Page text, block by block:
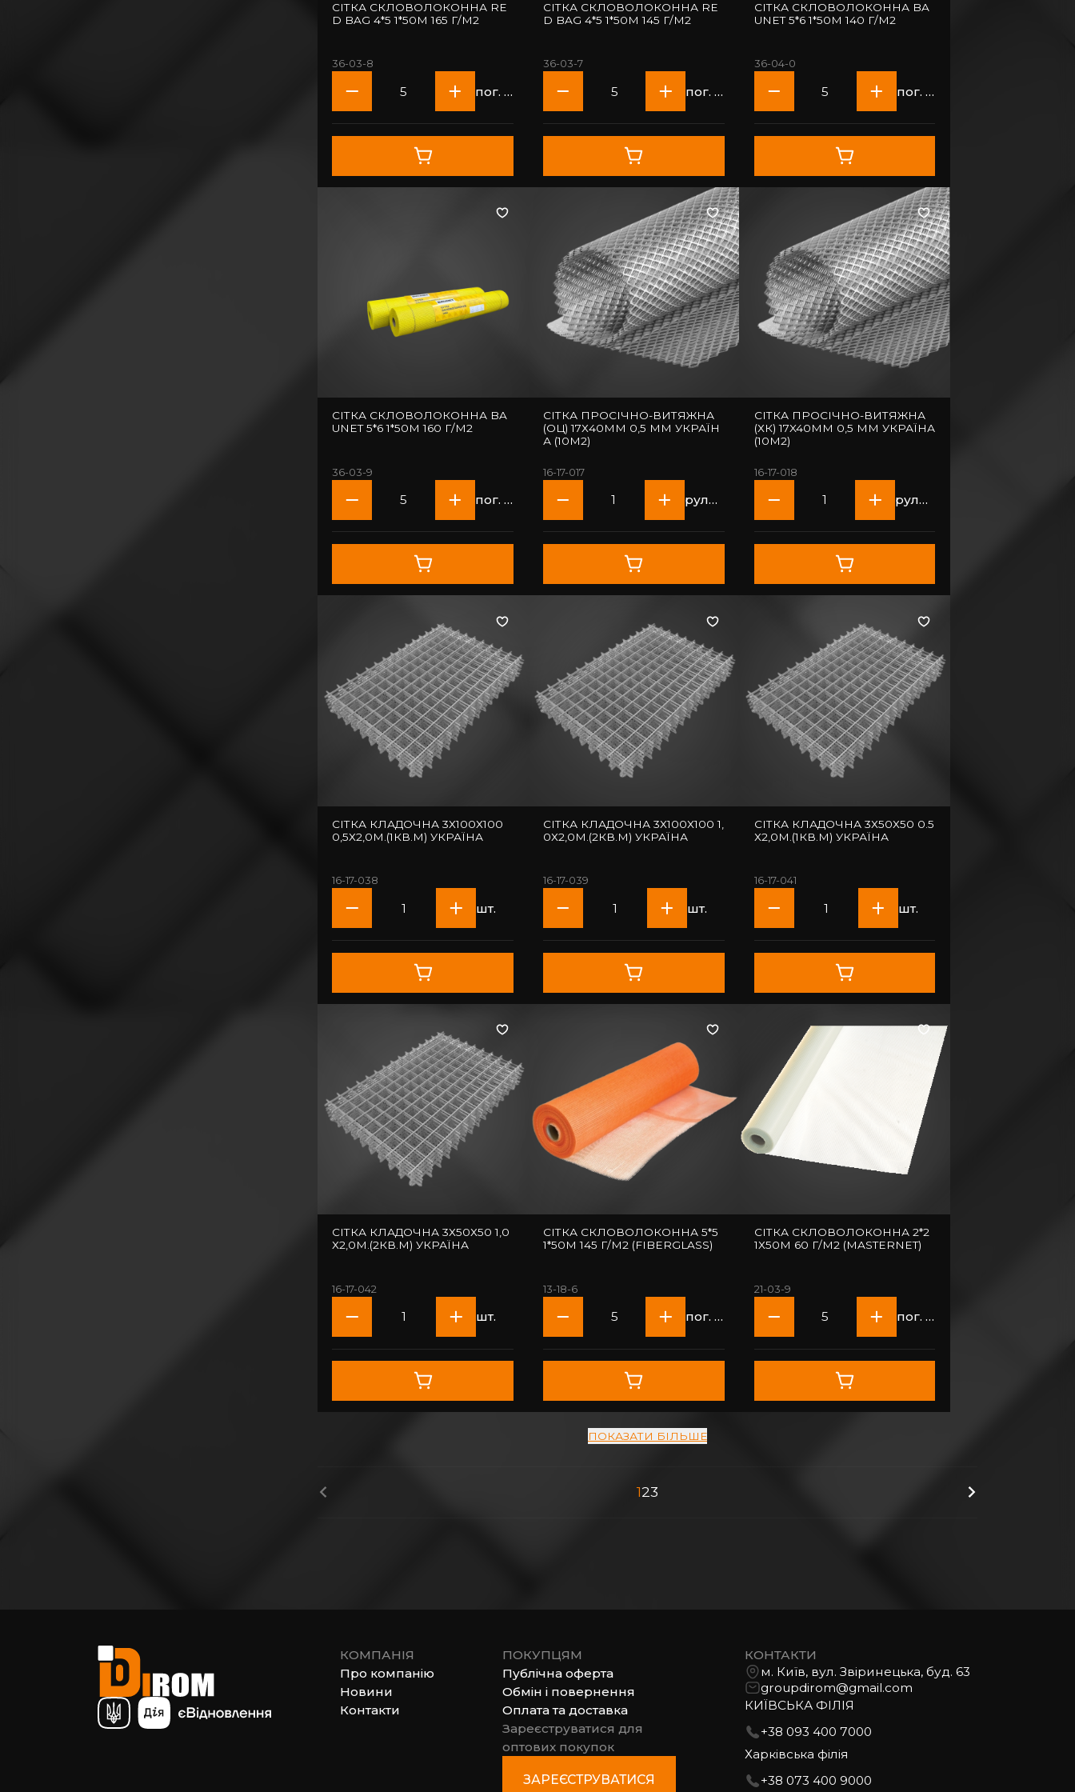
СІТКА СКЛОВОЛОКОННА RE
D BAG 4*5 1*50М 165 Г/М2
36-03-8
пог. м
СІТКА СКЛОВОЛОКОННА RE
D BAG 4*5 1*50М 145 Г/М2
36-03-7
пог. м
СІТКА СКЛОВОЛОКОННА BA
UNET 5*6 1*50М 140 Г/М2
36-04-0
пог. м
СІТКА СКЛОВОЛОКОННА BA
UNET 5*6 1*50М 160 Г/М2
36-03-9
пог. м
СІТКА ПРОСІЧНО-ВИТЯЖНА
(ОЦ) 17Х40ММ 0,5 ММ УКРАЇН
А (10M2)
16-17-017
рулон
СІТКА ПРОСІЧНО-ВИТЯЖНА
(ХК) 17X40ММ 0,5 ММ УКРАЇНА
(10M2)
16-17-018
рулон
СІТКА КЛАДОЧНА 3Х100Х100
0,5Х2,0М.(1КВ.М) УКРАЇНА
16-17-038
шт.
СІТКА КЛАДОЧНА 3Х100Х100 1,
0Х2,0М.(2КВ.М) УКРАЇНА
16-17-039
шт.
СІТКА КЛАДОЧНА 3Х50Х50 0.5
Х2,0М.(1КВ.М) УКРАЇНА
16-17-041
шт.
СІТКА КЛАДОЧНА 3Х50Х50 1,0
Х2,0М.(2КВ.М) УКРАЇНА
16-17-042
шт.
СІТКА СКЛОВОЛОКОННА 5*5
1*50М 145 Г/М2 (FIBERGLASS)
13-18-6
пог. м
СІТКА СКЛОВОЛОКОННА 2*2
1Х50М 60 Г/М2 (MASTERNET)
21-03-9
пог. м
ПОКАЗАТИ БІЛЬШЕ
123
КОМПАНІЯ
Про компанію
Новини
Контакти
ПОКУПЦЯМ
Публічна оферта
Обмін і повернення
Оплата та доставка
Зареєструватися для
оптових покупок
ЗАРЕЄСТРУВАТИСЯ
КОНТАКТИ
м. Київ, вул. Звіринецька, буд. 63
groupdirom@gmail.com
КИЇВСЬКА ФІЛІЯ
+38 093 400 7000
Харківська філія
+38 073 400 9000